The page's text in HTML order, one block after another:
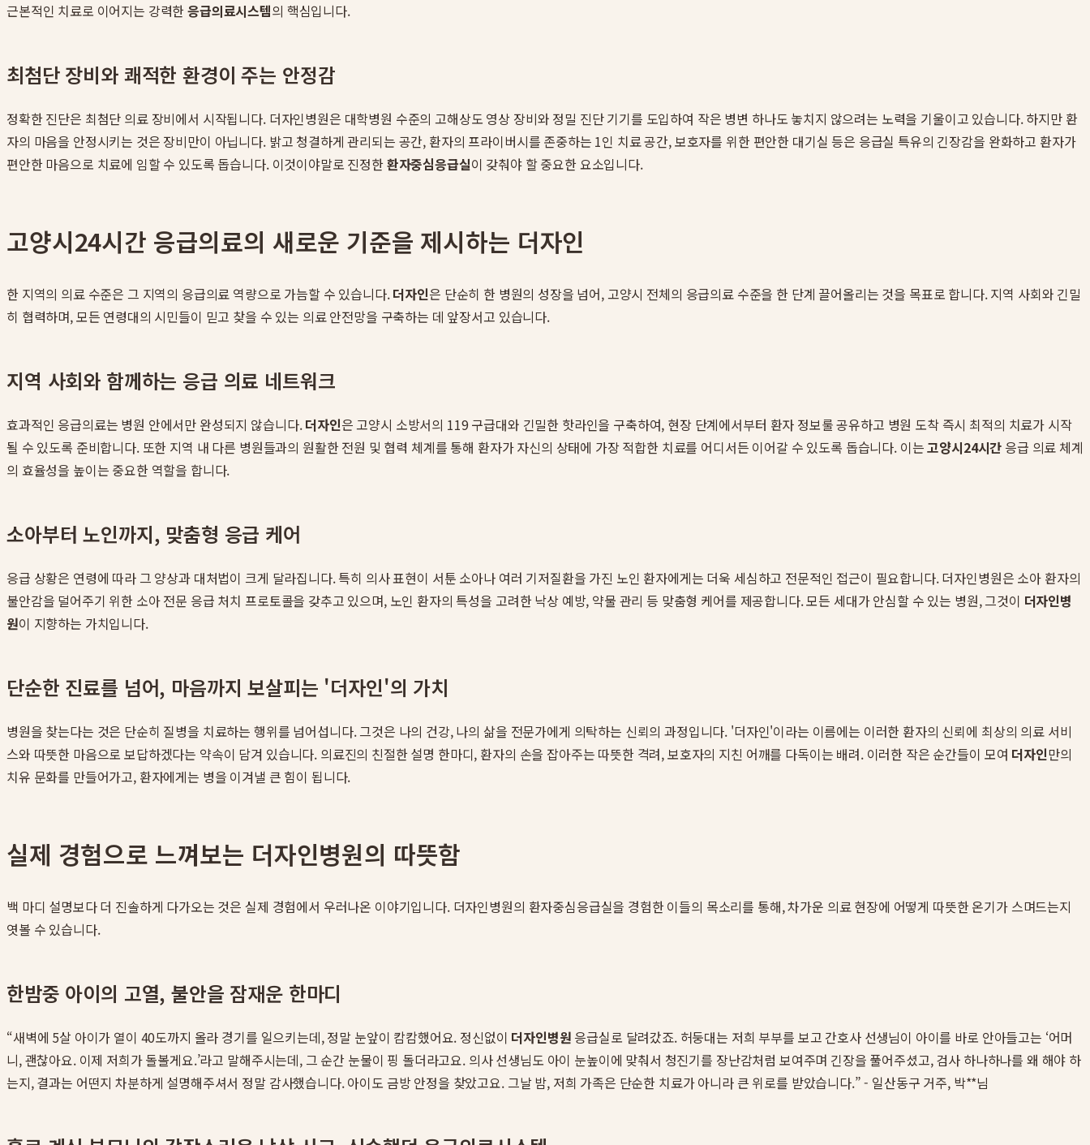
근본적인 치료로 이어지는 강력한응급의료시스템의 핵심입니다.
최첨단 장비와 쾌적한 환경이 주는 안정감
정확한 진단은 최첨단 의료 장비에서 시작됩니다. 더자인병원은 대학병원 수준의 고해상도 영상 장비와 정밀 진단 기기를 도입하여 작은 병변 하나도 놓치지 않으려는 노력을 기울이고 있습니다. 하지만 환
자의 마음을 안정시키는 것은 장비만이 아닙니다. 밝고 청결하게 관리되는 공간, 환자의 프라이버시를 존중하는 1인 치료 공간, 보호자를 위한 편안한 대기실 등은 응급실 특유의 긴장감을 완화하고 환자가
편안한 마음으로 치료에 임할 수 있도록 돕습니다. 이것이야말로 진정한환자중심응급실이 갖춰야 할 중요한 요소입니다.
고양시24시간 응급의료의 새로운 기준을 제시하는 더자인
한 지역의 의료 수준은 그 지역의 응급의료 역량으로 가늠할 수 있습니다.더자인은 단순히 한 병원의 성장을 넘어, 고양시 전체의 응급의료 수준을 한 단계 끌어올리는 것을 목표로 합니다. 지역 사회와 긴밀
히 협력하며, 모든 연령대의 시민들이 믿고 찾을 수 있는 의료 안전망을 구축하는 데 앞장서고 있습니다.
지역 사회와 함께하는 응급 의료 네트워크
효과적인 응급의료는 병원 안에서만 완성되지 않습니다.더자인은 고양시 소방서의 119 구급대와 긴밀한 핫라인을 구축하여, 현장 단계에서부터 환자 정보룰 공유하고 병원 도착 즉시 최적의 치료가 시작
될 수 있도록 준비합니다. 또한 지역 내 다른 병원들과의 원활한 전원 및 협력 체계를 통해 환자가 자신의 상태에 가장 적합한 치료를 어디서든 이어갈 수 있도록 돕습니다. 이는고양시24시간 응급 의료 체계
의 효율성을 높이는 중요한 역할을 합니다.
소아부터 노인까지, 맞춤형 응급 케어
응급 상황은 연령에 따라 그 양상과 대처법이 크게 달라집니다. 특히 의사 표현이 서툰 소아나 여러 기저질환을 가진 노인 환자에게는 더욱 세심하고 전문적인 접근이 필요합니다. 더자인병원은 소아 환자의
불안감을 덜어주기 위한 소아 전문 응급 처치 프로토콜을 갖추고 있으며, 노인 환자의 특성을 고려한 낙상 예방, 약물 관리 등 맞춤형 케어를 제공합니다. 모든 세대가 안심할 수 있는 병원, 그것이 더자인병
원이 지향하는 가치입니다.
단순한 진료를 넘어, 마음까지 보살피는 '더자인'의 가치
병원을 찾는다는 것은 단순히 질병을 치료하는 행위를 넘어섭니다. 그것은 나의 건강, 나의 삶을 전문가에게 의탁하는 신뢰의 과정입니다. '더자인'이라는 이름에는 이러한 환자의 신뢰에 최상의 의료 서비
스와 따뜻한 마음으로 보답하겠다는 약속이 담겨 있습니다. 의료진의 친절한 설명 한마디, 환자의 손을 잡아주는 따뜻한 격려, 보호자의 지친 어깨를 다독이는 배려. 이러한 작은 순간들이 모여 더자인만의
치유 문화를 만들어가고, 환자에게는 병을 이겨낼 큰 힘이 됩니다.
실제 경험으로 느껴보는 더자인병원의 따뜻함
백 마디 설명보다 더 진솔하게 다가오는 것은 실제 경험에서 우러나온 이야기입니다. 더자인병원의 환자중심응급실을 경험한 이들의 목소리를 통해, 차가운 의료 현장에 어떻게 따뜻한 온기가 스며드는지
엿볼 수 있습니다.
한밤중 아이의 고열, 불안을 잠재운 한마디
“새벽에 5살 아이가 열이 40도까지 올라 경기를 일으키는데, 정말 눈앞이 캄캄했어요. 정신없이 더자인병원 응급실로 달려갔죠. 허둥대는 저희 부부를 보고 간호사 선생님이 아이를 바로 안아들고는 ‘어머
니, 괜찮아요. 이제 저희가 돌볼게요.’라고 말해주시는데, 그 순간 눈물이 핑 돌더라고요. 의사 선생님도 아이 눈높이에 맞춰서 청진기를 장난감처럼 보여주며 긴장을 풀어주셨고, 검사 하나하나를 왜 해야 하
는지, 결과는 어떤지 차분하게 설명해주셔서 정말 감사했습니다. 아이도 금방 안정을 찾았고요. 그날 밤, 저희 가족은 단순한 치료가 아니라 큰 위로를 받았습니다.” - 일산동구 거주, 박**님